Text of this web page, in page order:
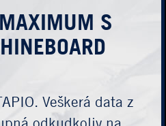
S
Veškerá data z